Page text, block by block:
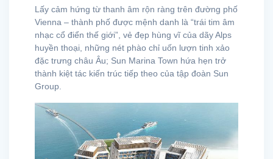
Lấy cảm hứng từ thanh âm rộn ràng trên đường phố
Vienna – thành phố được mệnh danh là “trái tim âm
nhạc cổ điển thế giới”, vẻ đẹp hùng vĩ của dãy Alps
huyền thoại, những nét phào chỉ uốn lượn tinh xảo
đặc trưng châu Âu; Sun Marina Town hứa hẹn trở
thành kiệt tác kiến trúc tiếp theo của tập đoàn Sun
Group.